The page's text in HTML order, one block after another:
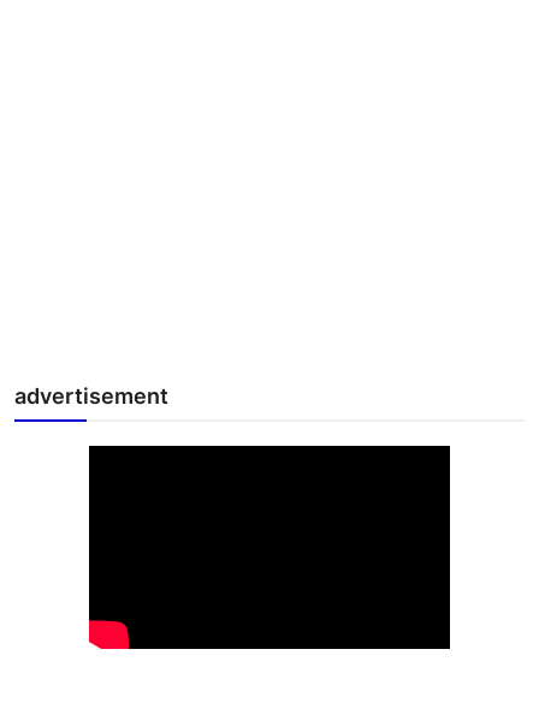
advertisement